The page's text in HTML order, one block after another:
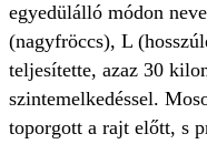
egyedülálló módon
(nagyfröccs), L
teljesítette, azaz 30
szintemelkedéssel.
toporgott a rajt előtt, s